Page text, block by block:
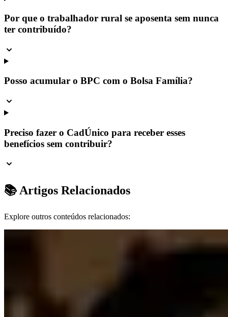
Por que o trabalhador rural se aposenta sem nunca
ter contribuído?
Posso acumular o BPC com o Bolsa Família?
Preciso fazer o CadÚnico para receber esses
benefícios sem contribuir?
📚 Artigos Relacionados
Explore outros conteúdos relacionados: